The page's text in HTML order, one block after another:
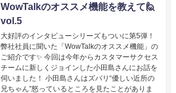
WowTalkのオススメ機能を教えて🙋
vol.5
大好評のインタビューシリーズもついに第5弾！
弊社社員に聞いた「WowTalkのオススメ機能」の
ご紹介です✨ 今回は今年からカスタマーサクセス
チームに新しくジョインした小田島さんにお話を
伺いました！ 小田島さんはズバリ“優しい近所の
兄ちゃん”怒っているところを見たことがありま